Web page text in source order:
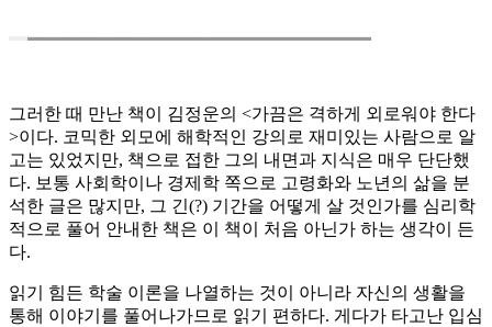
그러한 때 만난 책이 김정운의 <가끔은 격하게 외로워야 한다
>이다. 코믹한 외모에 해학적인 강의로 재미있는 사람으로 알
고는 있었지만, 책으로 접한 그의 내면과 지식은 매우 단단했
다. 보통 사회학이나 경제학 쪽으로 고령화와 노년의 삶을 분
석한 글은 많지만, 그 긴(?) 기간을 어떻게 살 것인가를 심리학
적으로 풀어 안내한 책은 이 책이 처음 아닌가 하는 생각이 든
다.
읽기 힘든 학술 이론을 나열하는 것이 아니라 자신의 생활을
통해 이야기를 풀어나가므로 읽기 편하다. 게다가 타고난 입심